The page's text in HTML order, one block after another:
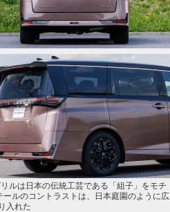
ルは日本の伝統工芸である「組子」をモチ
ルのコントラストは、日本庭園のように広
入れた